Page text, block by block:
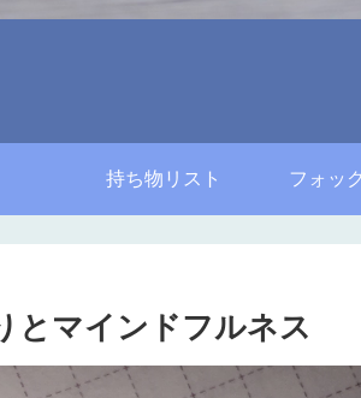
持ち物リスト フォッ
とマインドフルネス